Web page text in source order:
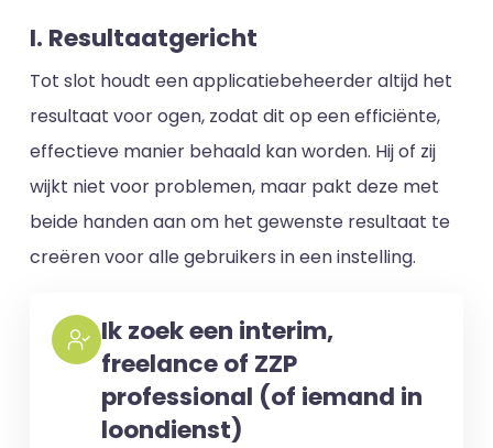
I. Resultaatgericht
Tot slot houdt een applicatiebeheerder altijd het
resultaat voor ogen, zodat dit op een efficiënte,
effectieve manier behaald kan worden. Hij of zij
wijkt niet voor problemen, maar pakt deze met
beide handen aan om het gewenste resultaat te
creëren voor alle gebruikers in een instelling.
Ik zoek een interim,
freelance of ZZP
professional (of iemand in
loondienst)